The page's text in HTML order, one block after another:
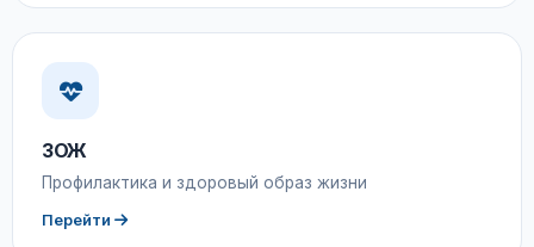
ЗОЖ
Профилактика и здоровый образ жизни
Перейти